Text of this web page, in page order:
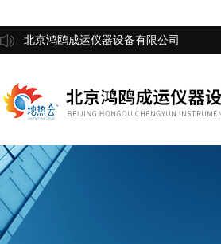
北京鸿鸥成运仪器设备有限公司